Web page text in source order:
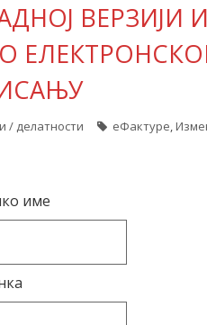
ВЕРЗИЈИ
/ делатности еФактуре,
име